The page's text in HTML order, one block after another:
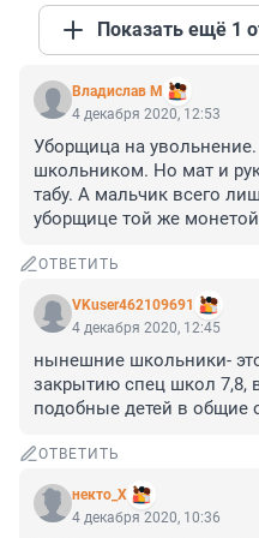
Показать ещё 1
Владислав М
4 декабря 2020, 12:53
Уборщица на
школьником. Но мат и
табу. А мальчик всего
уборщице той же
ОТВЕТИТЬ
VKuser462109691
4 декабря 2020, 12:45
нынешние школьники-
закрытию спец школ 7,8,
подобные детей в общие
ОТВЕТИТЬ
некто_Х
4 декабря 2020, 10:36